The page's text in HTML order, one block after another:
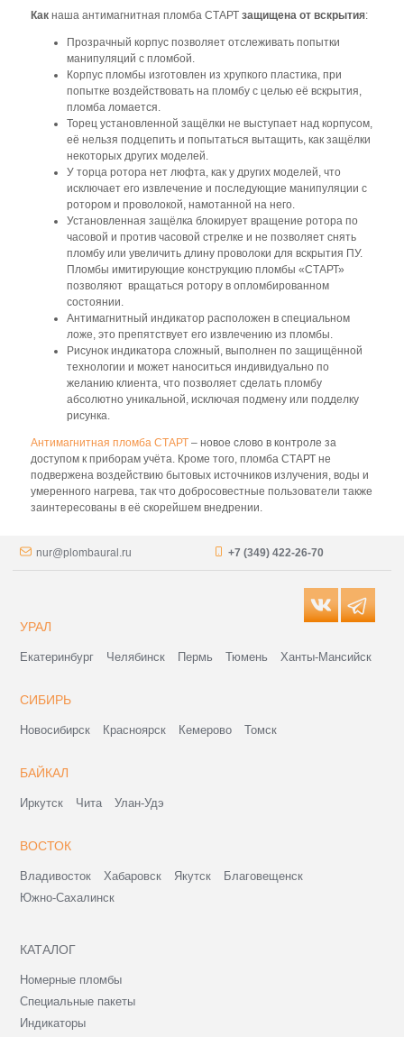
Как наша антимагнитная пломба СТАРТ защищена от вскрытия:
Прозрачный корпус позволяет отслеживать попытки
манипуляций с пломбой.
Корпус пломбы изготовлен из хрупкого пластика, при
попытке воздействовать на пломбу с целью её вскрытия,
пломба ломается.
Торец установленной защёлки не выступает над корпусом,
её нельзя подцепить и попытаться вытащить, как защёлки
некоторых других моделей.
У торца ротора нет люфта, как у других моделей, что
исключает его извлечение и последующие манипуляции с
ротором и проволокой, намотанной на него.
Установленная защёлка блокирует вращение ротора по
часовой и против часовой стрелке и не позволяет снять
пломбу или увеличить длину проволоки для вскрытия ПУ.
Пломбы имитирующие конструкцию пломбы «СТАРТ»
позволяют вращаться ротору в опломбированном
состоянии.
Антимагнитный индикатор расположен в специальном
ложе, это препятствует его извлечению из пломбы.
Рисунок индикатора сложный, выполнен по защищённой
технологии и может наноситься индивидуально по
желанию клиента, что позволяет сделать пломбу
абсолютно уникальной, исключая подмену или подделку
рисунка.
Антимагнитная пломба СТАРТ – новое слово в контроле за
доступом к приборам учёта. Кроме того, пломба СТАРТ не
подвержена воздействию бытовых источников излучения, воды и
умеренного нагрева, так что добросовестные пользователи также
заинтересованы в её скорейшем внедрении.
nur@plombaural.ru +7 (349) 422-26-70
УРАЛ
Екатеринбург Челябинск Пермь Тюмень Ханты-Мансийск
СИБИРЬ
Новосибирск Красноярск Кемерово Томск
БАЙКАЛ
Иркутск Чита Улан-Удэ
ВОСТОК
Владивосток Хабаровск Якутск
Благовещенск
Южно-Сахалинск
КАТАЛОГ
Номерные пломбы
Специальные пакеты
Индикаторы